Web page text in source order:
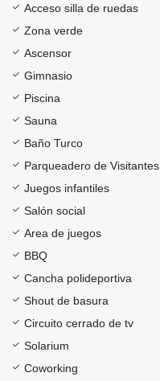
Acceso silla de ruedas
Zona verde
Ascensor
Gimnasio
Piscina
Sauna
Baño Turco
Parqueadero de Visitantes
Juegos infantiles
Salón social
Area de juegos
BBQ
Cancha polideportiva
Shout de basura
Circuito cerrado de tv
Solarium
Coworking